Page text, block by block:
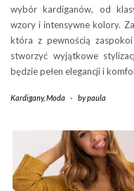
wybór kardiganów, od
wzory i intensywne kolory.
która z pewnością
stworzyć wyjątkowe
będzie pełen elegancji i
Kardigany,Moda - bypaula